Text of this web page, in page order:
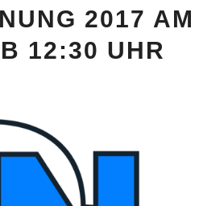
2017 AM
12:30 UHR